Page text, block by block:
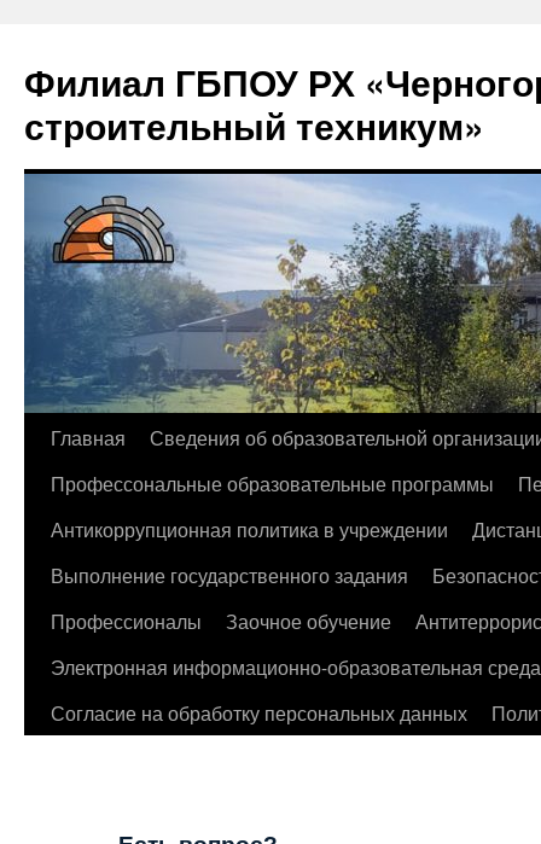
Филиал ГБПОУ РХ
строительный техникум»
Перейти
содержимому
Главная
Сведения об образовательной
Профессональные образовательные программы
Антикоррупционная политика в учреждении
Выполнение государственного задания
Профессионалы
Заочное обучение
Электронная информационно-образовательная среда
Согласие на обработку персональных данных